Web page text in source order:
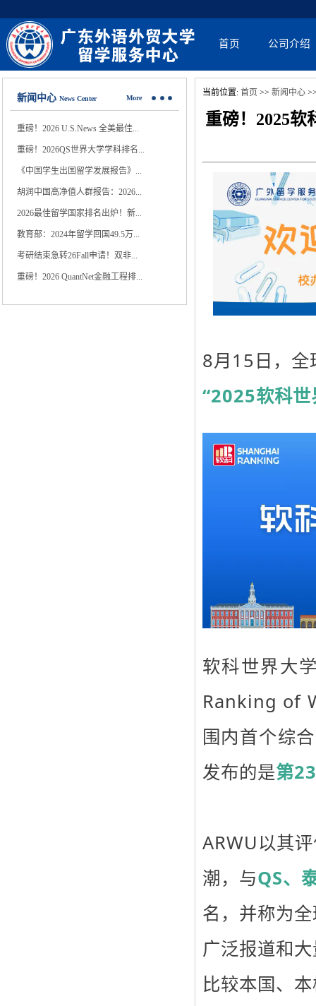
首页 公司介绍
新闻中心 News Center More
重磅！2026 U.S.News 全美最佳...
重磅！2026QS世界大学学科排名...
《中国学生出国留学发展报告》...
胡润中国高净值人群报告：2026...
2026最佳留学国家排名出炉！新...
教育部：2024年留学回国49.5万...
考研结束急转26Fall申请！双非...
重磅！2026 QuantNet金融工程排...
当前位置: 首页 >> 新闻中心
重磅！2025软
8月15日，全
“2025软科世
软科世界大
Ranking of
围内首个综
发布的是第
ARWU以其
潮，与QS、
名，并称为
广泛报道和
比较本国、